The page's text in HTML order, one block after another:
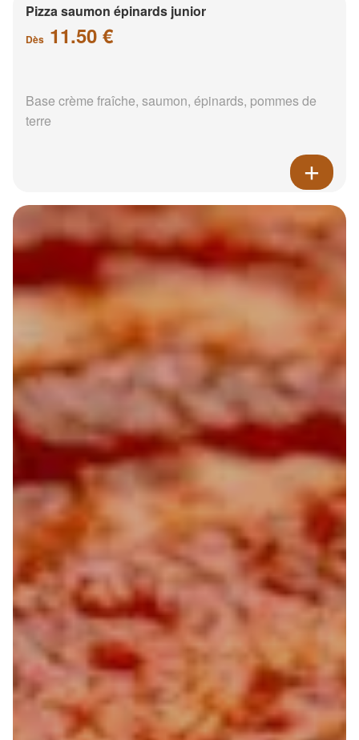
Pizza saumon épinards junior
Dès 11.50 €
Base crème fraîche, saumon, épinards, pommes de
terre